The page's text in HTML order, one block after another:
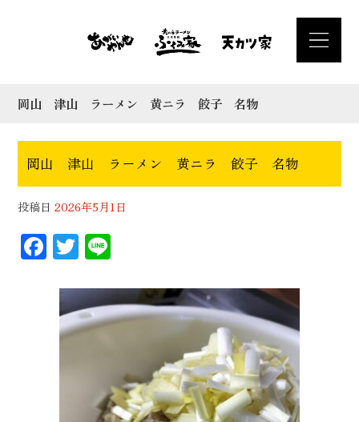
岡山 津山 ラーメン 黄ニラ 餃子 名物
岡山 津山 ラーメン 黄ニラ 餃子 名物
投稿日 2026年5月1日
F
ac
eb
oo
T
wi
tt
er
e